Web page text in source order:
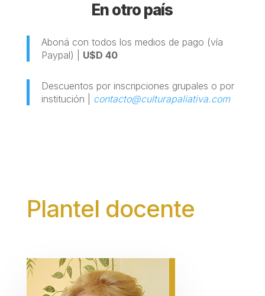
En otro país
Aboná con todos los medios de pago (vía
Paypal) | U$D 40
Descuentos por inscripciones grupales o por
institución | contacto@culturapaliativa.com
Plantel docente